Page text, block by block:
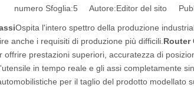
numero Sfoglia:5 Autore:Editor del sito
Ospita l'intero spettro della produzione
anche i requisiti di produzione più difficili. Router
offrire prestazioni superiori, accuratezza di
in tempo reale e gli assi completamente
per il taglio del prodotto modellato